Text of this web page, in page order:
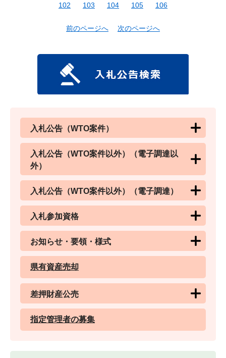
102
103 104 105 106
前のページへ 次のページへ
入札公告（WTO案件）
入札公告（WTO案件以外）（電子調達以
外）
入札公告（WTO案件以外）（電子調達）
入札参加資格
お知らせ・要領・様式
県有資産売却
差押財産公売
指定管理者の募集